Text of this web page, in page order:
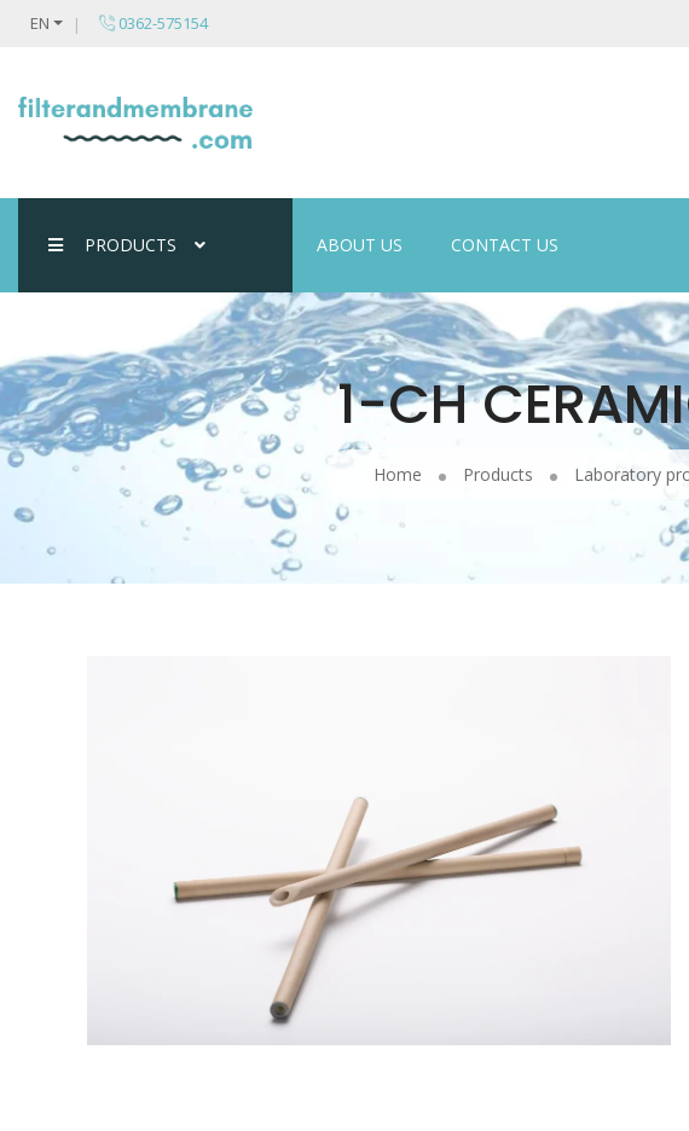
EN 0362-575154
PRODUCTS ABOUT US CONTACT US
1-CH
Home Products Laboratory